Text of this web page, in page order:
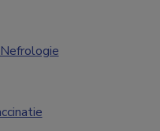
Nefrologie